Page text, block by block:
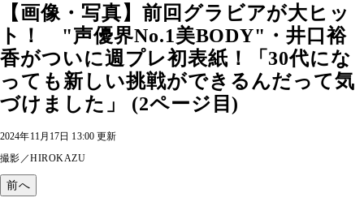
【画像・写真】前回グラビアが大ヒッ
ト！ "声優界No.1美BODY"・井口裕
香がついに週プレ初表紙！「30代にな
っても新しい挑戦ができるんだって気
づけました」 (2ページ目)
2024年11月17日 13:00 更新
撮影／HIROKAZU
前へ